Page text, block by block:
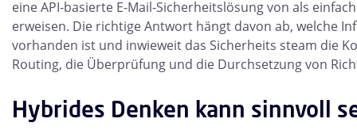
eine API-basierte E-Mail-Sicherheitslösung von als
erweisen. Die richtige Antwort hängt davon ab, welche
vorhanden ist und inwieweit das Sicherheits steam die
Routing, die Überprüfung und die Durchsetzung von
Hybrides Denken kann sinnvoll